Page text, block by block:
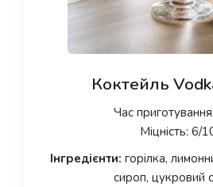
Коктейль
Час
Міцність: 6/
Інгредієнти: горілка,
сироп, цукровий